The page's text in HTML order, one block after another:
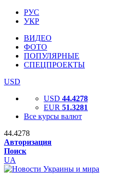
РУС
УКР
ВИДЕО
ФОТО
ПОПУЛЯРНЫЕ
СПЕЦПРОЕКТЫ
USD
USD 44.4278
EUR 51.3281
Все курсы валют
44.4278
Авторизация
Поиск
UA